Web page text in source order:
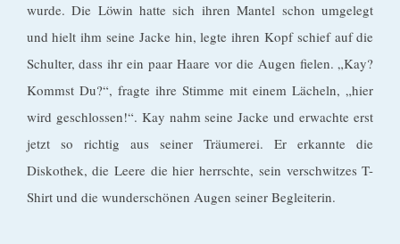
wurde. Die Löwin hatte sich ihren Mantel schon umgelegt
und hielt ihm seine Jacke hin, legte ihren Kopf schief auf die
Schulter, dass ihr ein paar Haare vor die Augen fielen. „Kay?
Kommst Du?“, fragte ihre Stimme mit einem Lächeln, „hier
wird geschlossen!“. Kay nahm seine Jacke und erwachte erst
jetzt so richtig aus seiner Träumerei. Er erkannte die
Diskothek, die Leere die hier herrschte, sein verschwitzes T-
Shirt und die wunderschönen Augen seiner Begleiterin.